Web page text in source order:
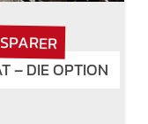
– DIE OPTION